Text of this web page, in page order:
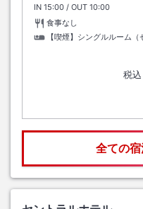
IN チェックイン
15:00 / OUT チェックアウト
10:00
食事なし
【喫煙】シングルルーム（
税込
全ての